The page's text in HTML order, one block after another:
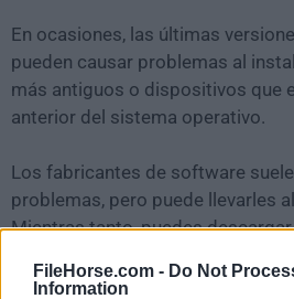
FileHorse.com - Do Not
Information
En ocasiones, las últimas
pueden causar problemas al
más antiguos o dispositivos que
anterior del sistema operativo.
Los fabricantes de software
problemas, pero puede llevarles
Mientras tanto, puedes